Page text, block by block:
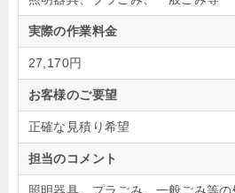
実際の作業料金
27,170円
お客様のご要望
正確な見積り希望
担当のコメント